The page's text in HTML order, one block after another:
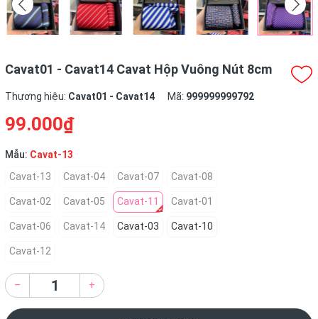
Cavat01 - Cavat14 Cavat Hộp Vuông Nút 8cm
Thương hiệu: Cavat01 - Cavat14 Mã: 999999999792
99.000₫
Mẫu: Cavat-13
Cavat-13
Cavat-04 Cavat-07 Cavat-08
Cavat-02 Cavat-05 Cavat-11 Cavat-01
Cavat-06 Cavat-14 Cavat-03 Cavat-10
Cavat-12
– +